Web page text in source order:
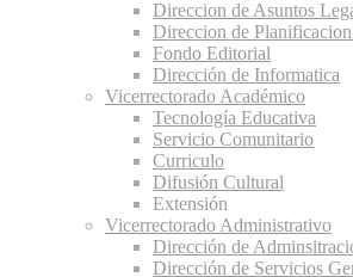
Direccion de Asuntos
Direccion de
Fondo Editorial
Dirección de Informatica
Vicerrectorado Académico
Tecnología Educativa
Servicio Comunitario
Curriculo
Difusión Cultural
Extensión
Vicerrectorado Administrativo
Dirección de
Dirección de Servicios